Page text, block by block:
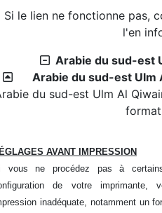
2026/07/27 :Timbres 2026
la
2026/08/01 :
Album -
en 3D - Um Al
Album -
2026/08/01 :Album -
en 3D - Um Al
2026/08/01 :Album -
en 3D - Um Al
Si le lien ne fonctionne pas,
l'en
Arabie du sud-est
Arabie du sud-est
du sud-est Ulm Al
format
AVANT IMPRESSION
vous ne procédez pas à
de votre imprimante,
inadéquate, notamment un